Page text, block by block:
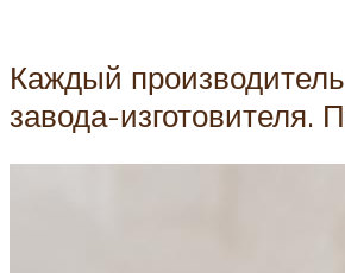
Каждый
завода-изготовителя.